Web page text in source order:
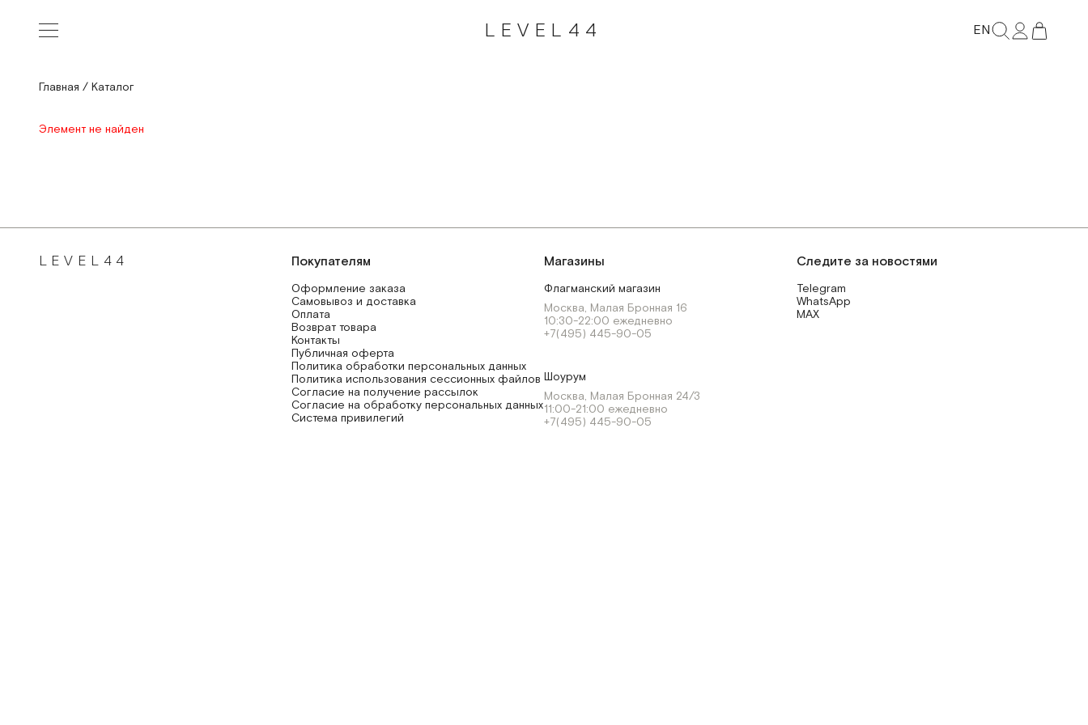
LEVEL44 EN
Главная / Каталог
Элемент не найден
Следите за новостями
Telegram
WhatsApp
MAX
Магазины
Флагманский магазин
Москва, Малая Бронная 16
10:30-22:00 ежедневно
+7(495) 445-90-05
Шоурум
Москва, Малая Бронная 24/3
11:00-21:00 ежедневно
+7(495) 445-90-05
Покупателям
Оформление заказа
Самовывоз и доставка
Оплата
Возврат товара
Контакты
Публичная оферта
Политика обработки персональных данных
Политика использования сессионных файлов
Согласие на получение рассылок
Согласие на обработку персональных данных
Система привилегий
LEVEL44